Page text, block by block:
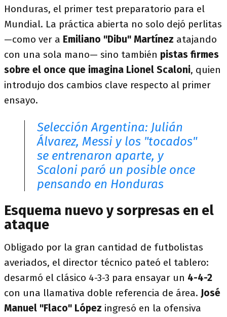
Honduras, el primer test preparatorio para el
Mundial. La práctica abierta no solo dejó perlitas
—como ver a Emiliano "Dibu" Martínez atajando
con una sola mano— sino también pistas firmes
sobre el once que imagina Lionel Scaloni, quien
introdujo dos cambios clave respecto al primer
ensayo.
Selección Argentina: Julián
Álvarez, Messi y los "tocados"
se entrenaron aparte, y
Scaloni paró un posible once
pensando en Honduras
Esquema nuevo y sorpresas en el
ataque
Obligado por la gran cantidad de futbolistas
averiados, el director técnico pateó el tablero:
desarmó el clásico 4-3-3 para ensayar un 4-4-2
con una llamativa doble referencia de área. José
Manuel "Flaco" López ingresó en la ofensiva